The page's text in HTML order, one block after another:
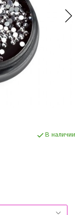
В наличии